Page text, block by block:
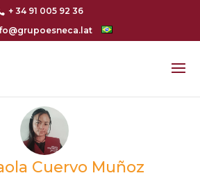
+ 34 91 005 92 36
Cuervo Muñoz